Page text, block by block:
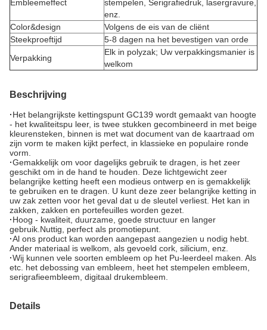
Embleemeffect
stempelen, Serigrafiedruk, lasergravure,
enz.
Color&design
Volgens de eis van de cliënt
Steekproeftijd
5-8 dagen na het bevestigen van orde
Verpakking
Elk in polyzak; Uw verpakkingsmanier is
welkom
Beschrijving
·Het belangrijkste kettingspunt GC139 wordt gemaakt van hoogte
- het kwaliteitspu leer, is twee stukken gecombineerd in met beige
kleurensteken, binnen is met wat document van de kaartraad om
zijn vorm te maken kijkt perfect, in klassieke en populaire ronde
vorm.
·Gemakkelijk om voor dagelijks gebruik te dragen, is het zeer
geschikt om in de hand te houden. Deze lichtgewicht zeer
belangrijke ketting heeft een modieus ontwerp en is gemakkelijk
te gebruiken en te dragen. U kunt deze zeer belangrijke ketting in
uw zak zetten voor het geval dat u de sleutel verliest. Het kan in
zakken, zakken en portefeuilles worden gezet.
·Hoog - kwaliteit, duurzame, goede structuur en langer
gebruik. Nuttig, perfect als promotiepunt.
·Al ons product kan worden aangepast aangezien u nodig hebt.
Ander materiaal is welkom, als gevoeld cork, silicium, enz.
·Wij kunnen vele soorten embleem op het Pu-leerdeel maken. Als
etc. het debossing van embleem, heet het stempelen embleem,
serigrafieembleem, digitaal drukembleem.
Details